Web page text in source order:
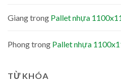
Giangtrong Pallet nhựa
Phongtrong Pallet nhựa
TỪ KHÓA